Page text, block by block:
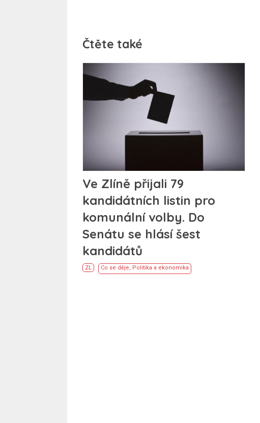
Čtěte také
Ve Zlíně přijali 79
kandidátních listin pro
komunální volby. Do
Senátu se hlásí šest
kandidátů
ZL Co se děje, Politika a ekonomika